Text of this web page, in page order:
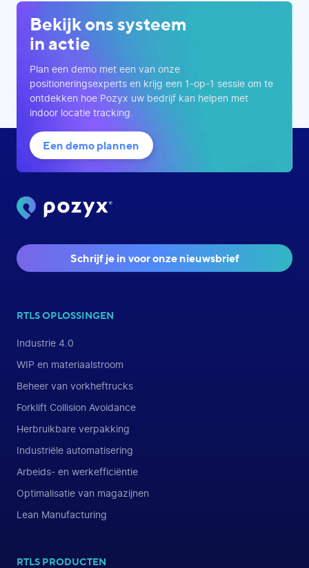
Bekijk ons systeem
in actie
Plan een demo met een van onze
positioneringsexperts en krijg een 1-op-1 sessie om te
ontdekken hoe Pozyx uw bedrijf kan helpen met
indoor locatie tracking.
Een demo plannen
Schrijf je in voor onze nieuwsbrief
RTLS OPLOSSINGEN
Industrie 4.0
WIP en materiaalstroom
Beheer van vorkheftrucks
Forklift Collision Avoidance
Herbruikbare verpakking
Industriële automatisering
Arbeids- en werkefficiëntie
Optimalisatie van magazijnen
Lean Manufacturing
RTLS PRODUCTEN